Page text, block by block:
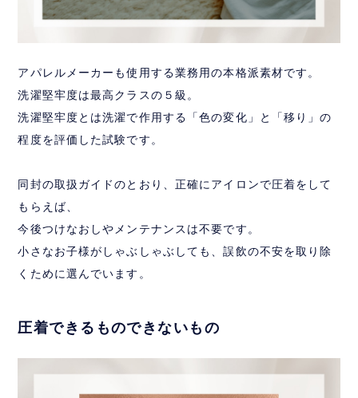
アパレルメーカーも使用する業務用の本格派素材です。
洗濯堅牢度は最高クラスの５級。
洗濯堅牢度とは洗濯で作用する「色の変化」と「移り」の
程度を評価した試験です。
同封の取扱ガイドのとおり、正確にアイロンで圧着をして
もらえば、
今後つけなおしやメンテナンスは不要です。
小さなお子様がしゃぶしゃぶしても、誤飲の不安を取り除
くために選んでいます。
圧着できるものできないもの